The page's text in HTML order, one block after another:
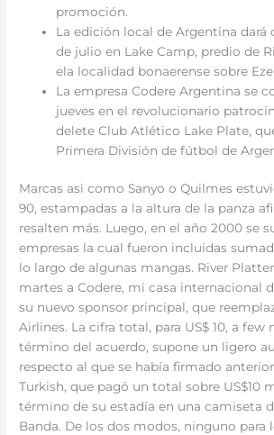
promoción.
La edición local de Argentina dará
de julio en Lake Camp, predio de
ela localidad bonaerense sobre
La empresa Codere Argentina se
jueves en el revolucionario
delete Club Atlético Lake Plate,
Primera División de fútbol de
Marcas asi como Sanyo o Quilmes
90, estampadas a la altura de la panza
resalten más. Luego, en el año 2000 se
empresas la cual fueron incluidas
lo largo de algunas mangas. River
martes a Codere, mi casa internacional
su nuevo sponsor principal, que
Airlines. La cifra total, para US$ 10, a few
término del acuerdo, supone un ligero
respecto al que se había firmado
Turkish, que pagó un total sobre US$10
término de su estadía en una camiseta
Banda. De los dos modos, ninguno para